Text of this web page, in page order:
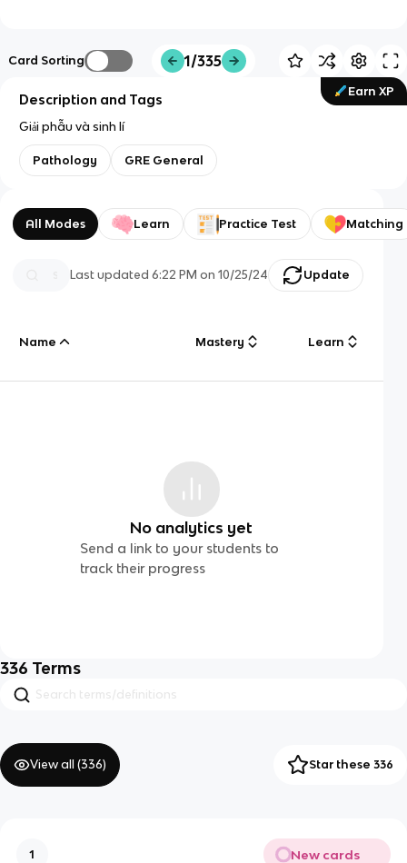
Card Sorting 1/335
Earn XP
Description and Tags
Giải phẫu và sinh lí
Pathology GRE General
All Modes Learn Practice Test Matching
Last updated6:22 PM on 10/25/24 Update
Name Mastery Learn
No analytics yet
Send a link to your students to
track their progress
336 Terms
View all (336) Star these 336
1 New cards